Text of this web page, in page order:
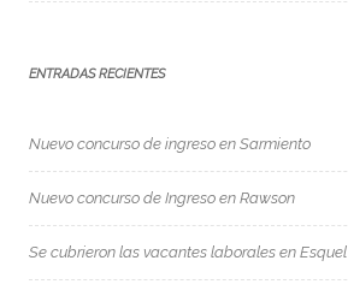
ENTRADAS RECIENTES
Nuevo concurso de ingreso en Sarmiento
Nuevo concurso de Ingreso en Rawson
Se cubrieron las vacantes laborales en Esquel